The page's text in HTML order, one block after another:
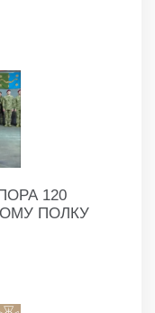
120
ПОЛКУ